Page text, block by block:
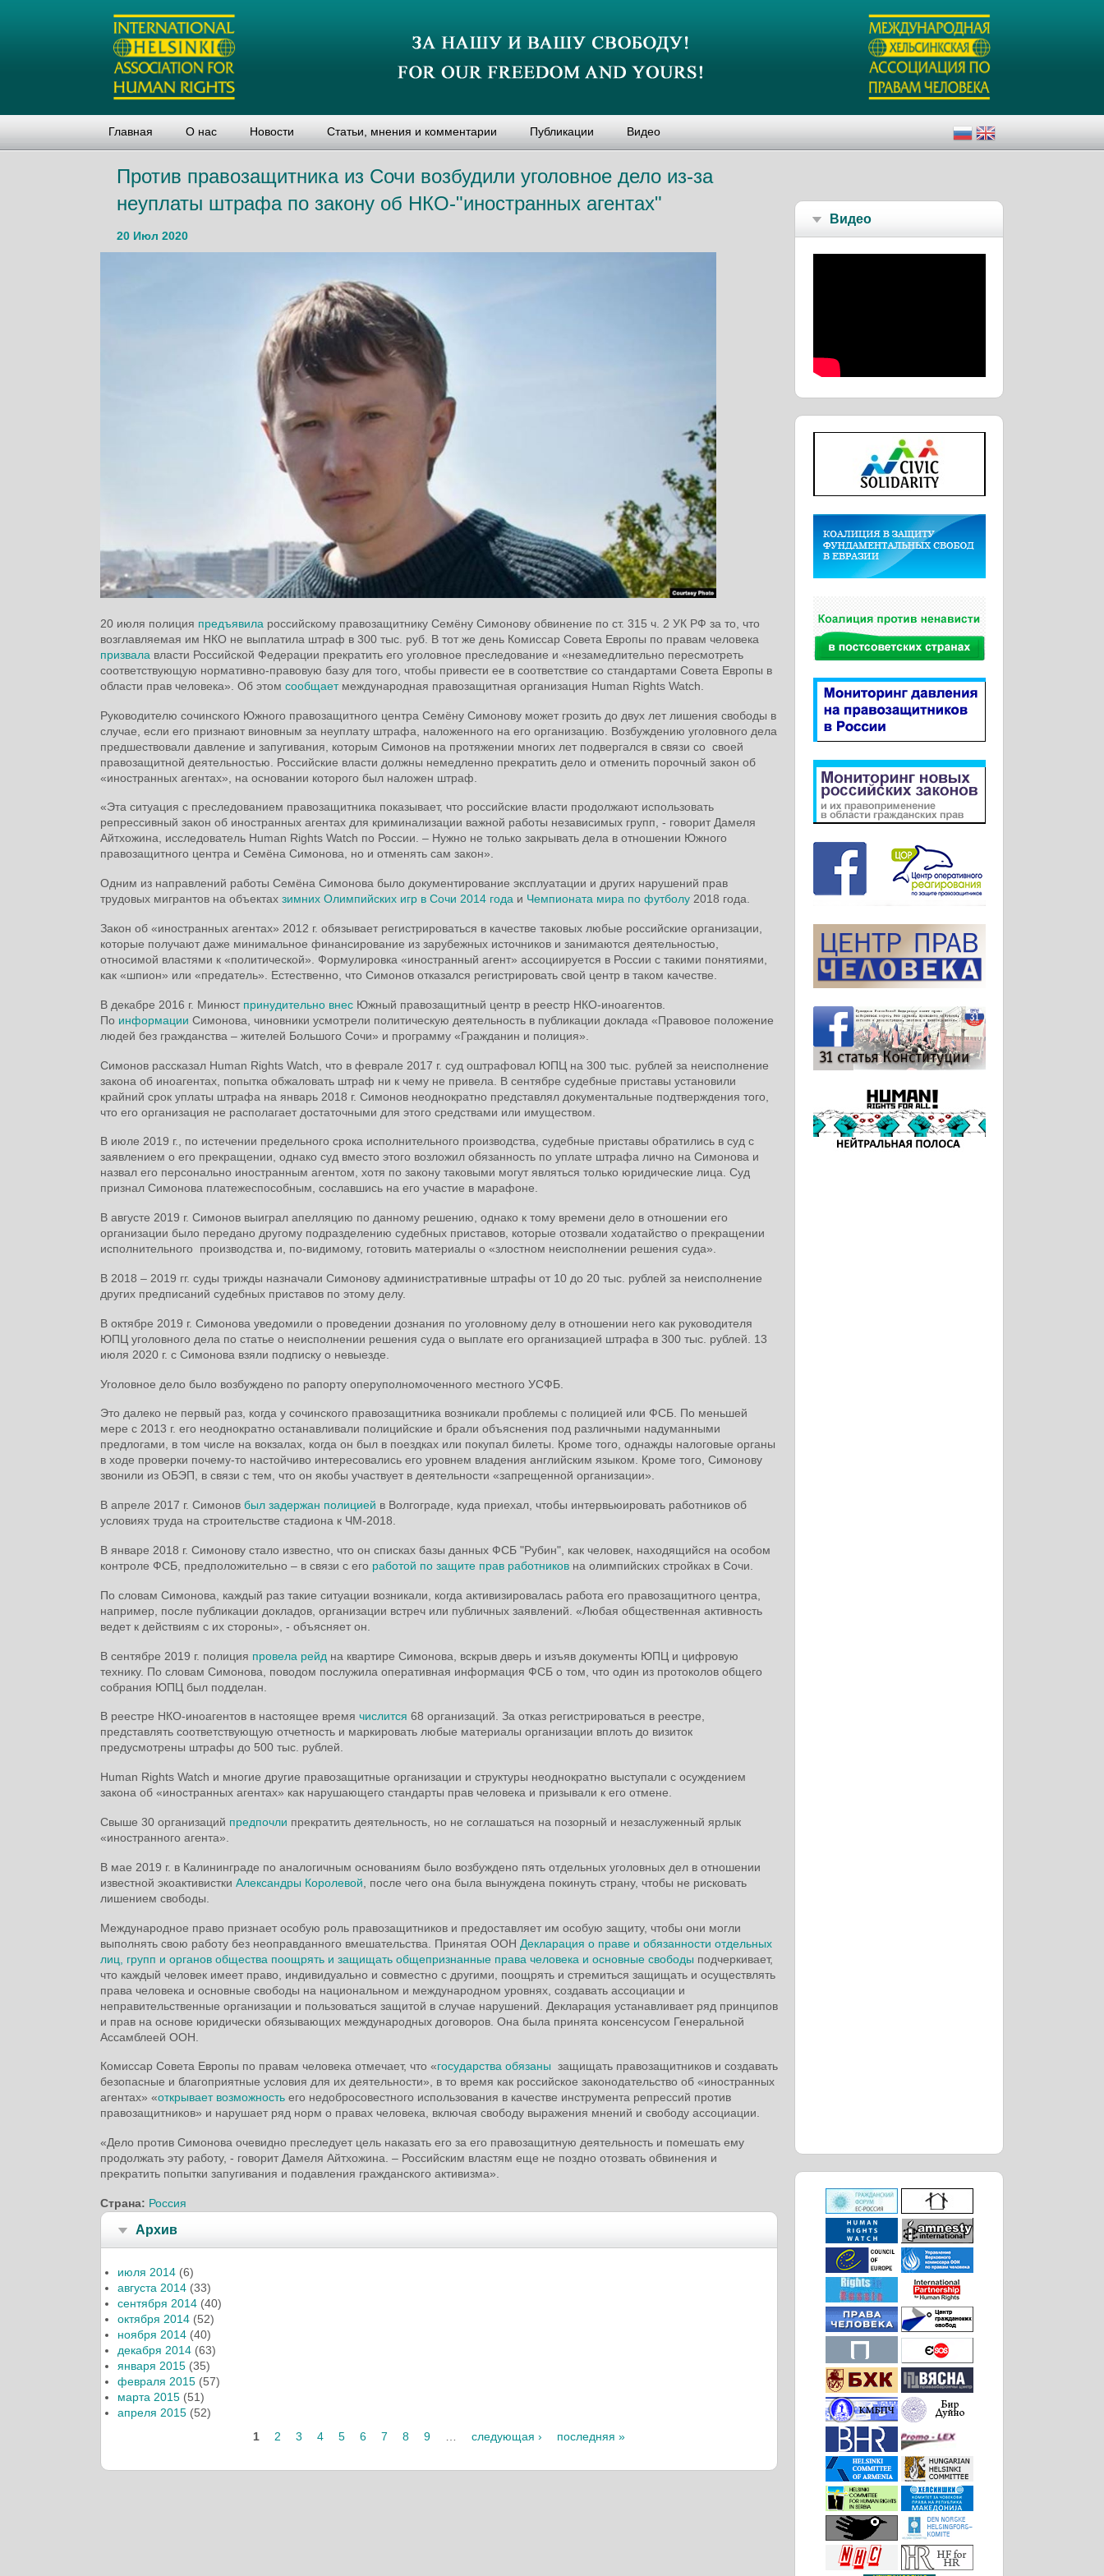
Главная О нас Новости Статьи, мнения и комментарии Публикации Видео
Против правозащитника из Сочи возбудили уголовное дело из‑за
неуплаты штрафа по закону об НКО-"иностранных агентах"
20 Июл 2020
20 июля полиция предъявила российскому правозащитнику Семёну Симонову обвинение по ст. 315 ч. 2 УК РФ за то, что
возглавляемая им НКО не выплатила штраф в 300 тыс. руб. В тот же день Комиссар Совета Европы по правам человека
призвала власти Российской Федерации прекратить его уголовное преследование и «незамедлительно пересмотреть
соответствующую нормативно-правовую базу для того, чтобы привести ее в соответствие со стандартами Совета Европы в
области прав человека». Об этом сообщаетмеждународная правозащитная организация Human Rights Watch.
Руководителю сочинского Южного правозащитного центра Семёну Симонову может грозить до двух лет лишения свободы в
случае, если его признают виновным за неуплату штрафа, наложенного на его организацию. Возбуждению уголовного дела
предшествовали давление и запугивания, которым Симонов на протяжении многих лет подвергался в связи со своей
правозащитной деятельностью. Российские власти должны немедленно прекратить дело и отменить порочный закон об
«иностранных агентах», на основании которого был наложен штраф.
«Эта ситуация с преследованием правозащитника показывает, что российские власти продолжают использовать
репрессивный закон об иностранных агентах для криминализации важной работы независимых групп, - говорит Дамеля
Айтхожина, исследователь Human Rights Watch по России. – Нужно не только закрывать дела в отношении Южного
правозащитного центра и Семёна Симонова, но и отменять сам закон».
Одним из направлений работы Семёна Симонова было документирование эксплуатации и других нарушений прав
трудовых мигрантов на объектах зимних Олимпийских игр в Сочи 2014 года и Чемпионата мира по футболу 2018 года.
Закон об «иностранных агентах» 2012 г. обязывает регистрироваться в качестве таковых любые российские организации,
которые получают даже минимальное финансирование из зарубежных источников и занимаются деятельностью,
относимой властями к «политической». Формулировка «иностранный агент» ассоциируется в России с такими понятиями,
как «шпион» или «предатель». Естественно, что Симонов отказался регистрировать свой центр в таком качестве.
В декабре 2016 г. Минюст принудительно внес Южный правозащитный центр в реестр НКО-иноагентов.
По информации Симонова, чиновники усмотрели политическую деятельность в публикации доклада «Правовое положение
людей без гражданства – жителей Большого Сочи» и программу «Гражданин и полиция».
Симонов рассказал Human Rights Watch, что в феврале 2017 г. суд оштрафовал ЮПЦ на 300 тыс. рублей за неисполнение
закона об иноагентах, попытка обжаловать штраф ни к чему не привела. В сентябре судебные приставы установили
крайний срок уплаты штрафа на январь 2018 г. Симонов неоднократно представлял документальные подтверждения того,
что его организация не располагает достаточными для этого средствами или имуществом.
В июле 2019 г., по истечении предельного срока исполнительного производства, судебные приставы обратились в суд с
заявлением о его прекращении, однако суд вместо этого возложил обязанность по уплате штрафа лично на Симонова и
назвал его персонально иностранным агентом, хотя по закону таковыми могут являться только юридические лица. Суд
признал Симонова платежеспособным, сославшись на его участие в марафоне.
В августе 2019 г. Симонов выиграл апелляцию по данному решению, однако к тому времени дело в отношении его
организации было передано другому подразделению судебных приставов, которые отозвали ходатайство о прекращении
исполнительного производства и, по-видимому, готовить материалы о «злостном неисполнении решения суда».
В 2018 – 2019 гг. суды трижды назначали Симонову административные штрафы от 10 до 20 тыс. рублей за неисполнение
других предписаний судебных приставов по этому делу.
В октябре 2019 г. Симонова уведомили о проведении дознания по уголовному делу в отношении него как руководителя
ЮПЦ уголовного дела по статье о неисполнении решения суда о выплате его организацией штрафа в 300 тыс. рублей. 13
июля 2020 г. с Симонова взяли подписку о невыезде.
Уголовное дело было возбуждено по рапорту оперуполномоченного местного УСФБ.
Это далеко не первый раз, когда у сочинского правозащитника возникали проблемы с полицией или ФСБ. По меньшей
мере с 2013 г. его неоднократно останавливали полицийские и брали объяснения под различными надуманными
предлогами, в том числе на вокзалах, когда он был в поездках или покупал билеты. Кроме того, однажды налоговые органы
в ходе проверки почему-то настойчиво интересовались его уровнем владения английским языком. Кроме того, Симонову
звонили из ОБЭП, в связи с тем, что он якобы участвует в деятельности «запрещенной организации».
В апреле 2017 г. Симонов был задержан полицией в Волгограде, куда приехал, чтобы интервьюировать работников об
условиях труда на строительстве стадиона к ЧМ-2018.
В январе 2018 г. Симонову стало известно, что он списках базы данных ФСБ "Рубин", как человек, находящийся на особом
контроле ФСБ, предположительно – в связи с его работой по защите прав работников на олимпийских стройках в Сочи.
По словам Симонова, каждый раз такие ситуации возникали, когда активизировалась работа его правозащитного центра,
например, после публикации докладов, организации встреч или публичных заявлений. «Любая общественная активность
ведет к действиям с их стороны», - объясняет он.
В сентябре 2019 г. полиция провела рейд на квартире Симонова, вскрыв дверь и изъяв документы ЮПЦ и цифровую
технику. По словам Симонова, поводом послужила оперативная информация ФСБ о том, что один из протоколов общего
собрания ЮПЦ был подделан.
В реестре НКО-иноагентов в настоящее время числится 68 организаций. За отказ регистрироваться в реестре,
представлять соответствующую отчетность и маркировать любые материалы организации вплоть до визиток
предусмотрены штрафы до 500 тыс. рублей.
Human Rights Watch и многие другие правозащитные организации и структуры неоднократно выступали с осуждением
закона об «иностранных агентах» как нарушающего стандарты прав человека и призывали к его отмене.
Свыше 30 организаций предпочли прекратить деятельность, но не соглашаться на позорный и незаслуженный ярлык
«иностранного агента».
В мае 2019 г. в Калининграде по аналогичным основаниям было возбуждено пять отдельных уголовных дел в отношении
известной экоактивистки Александры Королевой , после чего она была вынуждена покинуть страну, чтобы не рисковать
лишением свободы.
Международное право признает особую роль правозащитников и предоставляет им особую защиту, чтобы они могли
выполнять свою работу без неоправданного вмешательства. Принятая ООН Декларация о праве и обязанности отдельных
лиц, групп и органов общества поощрять и защищать общепризнанные права человека и основные свободы подчеркивает,
что каждый человек имеет право, индивидуально и совместно с другими, поощрять и стремиться защищать и осуществлять
права человека и основные свободы на национальном и международном уровнях, создавать ассоциации и
неправительственные организации и пользоваться защитой в случае нарушений. Декларация устанавливает ряд принципов
и прав на основе юридически обязывающих международных договоров. Она была принята консенсусом Генеральной
Ассамблеей ООН.
Комиссар Совета Европы по правам человека отмечает, что «государства обязаны защищать правозащитников и создавать
безопасные и благоприятные условия для их деятельности», в то время как российское законодательство об «иностранных
агентах» «открывает возможность его недобросовестного использования в качестве инструмента репрессий против
правозащитников» и нарушает ряд норм о правах человека, включая свободу выражения мнений и свободу ассоциации.
«Дело против Симонова очевидно преследует цель наказать его за его правозащитную деятельность и помешать ему
продолжать эту работу, - говорит Дамеля Айтхожина. – Российским властям еще не поздно отозвать обвинения и
прекратить попытки запугивания и подавления гражданского активизма».
Страна: Россия
Архив
июля 2014 (6)
августа 2014 (33)
сентября 2014 (40)
октября 2014 (52)
ноября 2014 (40)
декабря 2014 (63)
января 2015 (35)
февраля 2015 (57)
марта 2015 (51)
апреля 2015 (52)
1 2 3 4 5 6 7 8 9 … следующая › последняя »
Видео